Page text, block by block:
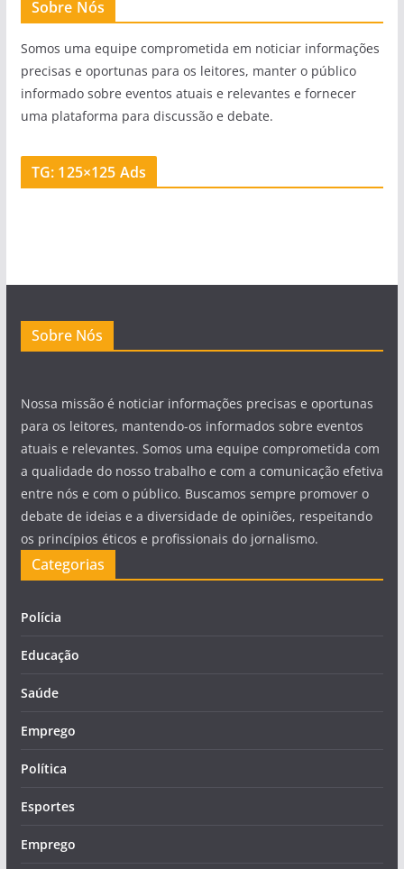
Sobre Nós
Somos uma equipe comprometida em noticiar informações
precisas e oportunas para os leitores, manter o público
informado sobre eventos atuais e relevantes e fornecer
uma plataforma para discussão e debate.
TG: 125×125 Ads
Sobre Nós
Nossa missão é noticiar informações precisas e oportunas
para os leitores, mantendo-os informados sobre eventos
atuais e relevantes. Somos uma equipe comprometida com
a qualidade do nosso trabalho e com a comunicação efetiva
entre nós e com o público. Buscamos sempre promover o
debate de ideias e a diversidade de opiniões, respeitando
os princípios éticos e profissionais do jornalismo.
Categorias
Polícia
Educação
Saúde
Emprego
Política
Esportes
Emprego